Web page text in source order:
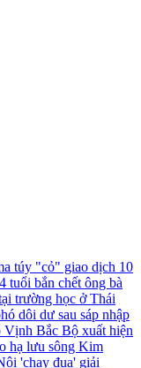
túy "cỏ" giao dịch 10
tuổi bắn chết ông bà
trường học ở Thái
dôi dư sau sáp nhập
Vịnh Bắc Bộ xuất hiện
hạ lưu sông Kim
'chạy đua' giải